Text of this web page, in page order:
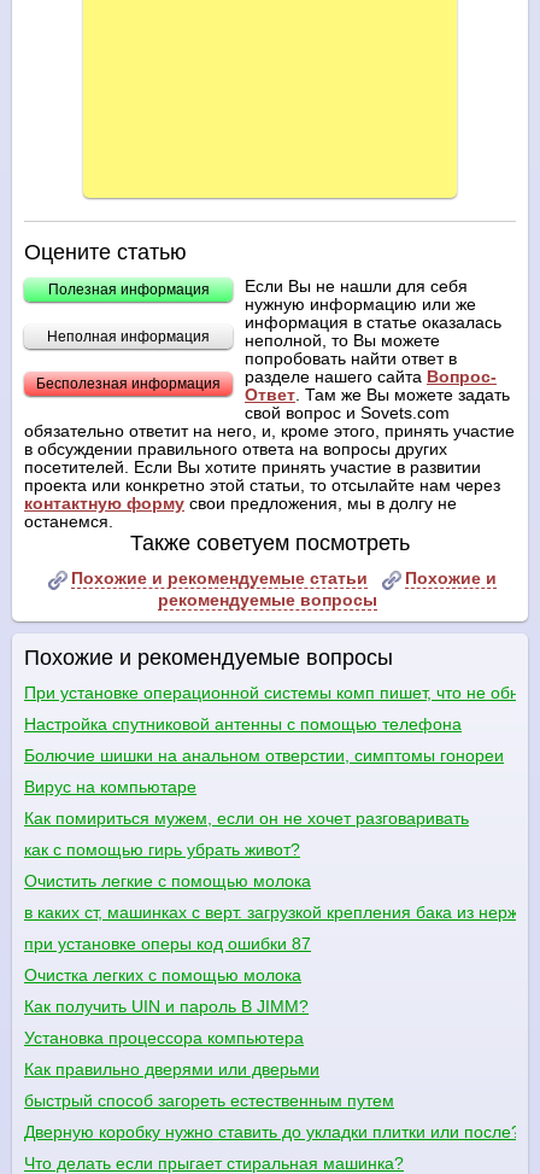
Оцените статью
Полезная информация
Неполная информация
Бесполезная информация
Если Вы не нашли для себя
нужную информацию или же
информация в статье оказалась
неполной, то Вы можете
попробовать найти ответ в
разделе нашего сайта Вопрос-
Ответ. Там же Вы можете задать
свой вопрос и Sovets.com
обязательно ответит на него, и, кроме этого, принять участие
в обсуждении правильного ответа на вопросы других
посетителей. Если Вы хотите принять участие в развитии
проекта или конкретно этой статьи, то отсылайте нам через
контактную форму свои предложения, мы в долгу не
останемся.
Также советуем посмотреть
Похожие и рекомендуемые статьи
Похожие и
рекомендуемые вопросы
Похожие и рекомендуемые вопросы
При установке операционной системы комп пишет, что не
Настройка спутниковой антенны с помощью телефона
Болючие шишки на анальном отверстии, симптомы гонореи
Вирус на компьютаре
Как помириться мужем, если он не хочет разговаривать
как с помощью гирь убрать живот?
Очистить легкие с помощью молока
в каких ст, машинках с верт. загрузкой крепления бака из
при установке оперы код ошибки 87
Очистка легких с помощью молока
Как получить UIN и пароль В JIMM?
Установка процессора компьютера
Как правильно дверями или дверьми
быстрый способ загореть естественным путем
Дверную коробку нужно ставить до укладки плитки или после?
Что делать если прыгает стиральная машинка?